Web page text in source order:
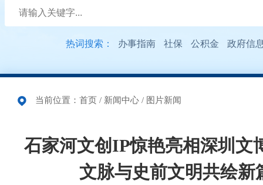
热词搜索： 办事指南 社保 公积金 政府信
当前位置： 首页 / 新闻中心 / 图片新闻
石家河文创IP惊艳亮相深圳文
文脉与史前文明共绘新